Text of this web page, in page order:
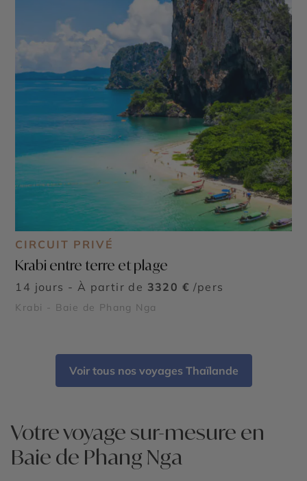
CIRCUIT PRIVÉ
Krabi entre terre et plage
14 jours - À partir de 3320 € /pers
Krabi - Baie de Phang Nga
Voir tous nos voyages Thaïlande
Votre voyage sur-mesure en
Baie de Phang Nga